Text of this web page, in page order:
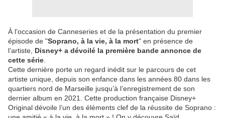
À l’occasion de Canneseries et de la présentation du premier
épisode de "Soprano, à la vie, à la mort" en présence de
l’artiste, Disney+ a dévoilé la première bande annonce de
cette série
Cette dernière porte un regard inédit sur le parcours de cet
artiste unique, depuis son enfance dans les années 80 dans les
quartiers nord de Marseille jusqu’à l’enregistrement de son
dernier album en 2021. Cette production française Disney+
Original dévoile l’un des éléments clef de la réussite de Soprano :